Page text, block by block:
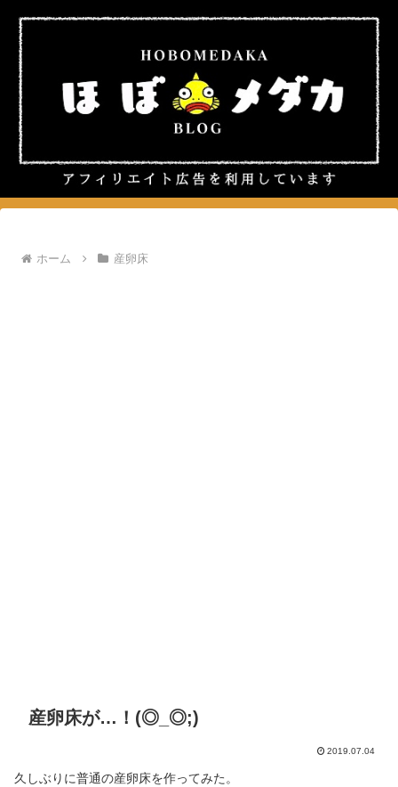
ホーム 産卵床
産卵床が…！(◎_◎;)
2019.07.04
久しぶりに普通の産卵床を作ってみた。